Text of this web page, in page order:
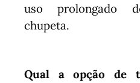
uso prolongado
chupeta.
Qual a opção de